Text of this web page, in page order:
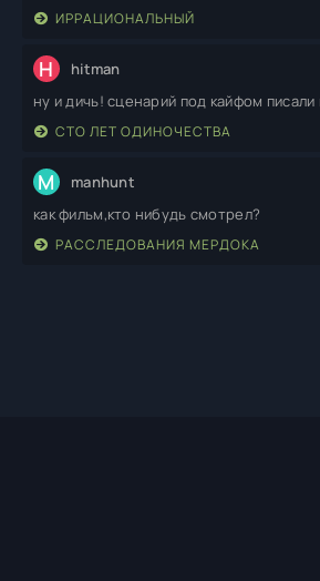
ИРРАЦИОНАЛЬНЫЙ
H hitman
ну и дичь! сценарий под кайфом писали
СТО ЛЕТ ОДИНОЧЕСТВА
M manhunt
как фильм,кто нибудь смотрел?
РАССЛЕДОВАНИЯ МЕРДОКА